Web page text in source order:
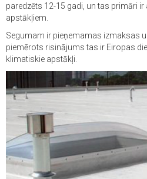
paredzēts 12-15 gadi, un tas primāri
apstākļiem.
Segumam ir pieņemamas izmaksas
piemērots risinājums tas ir Eiropas
klimatiskie apstākļi.